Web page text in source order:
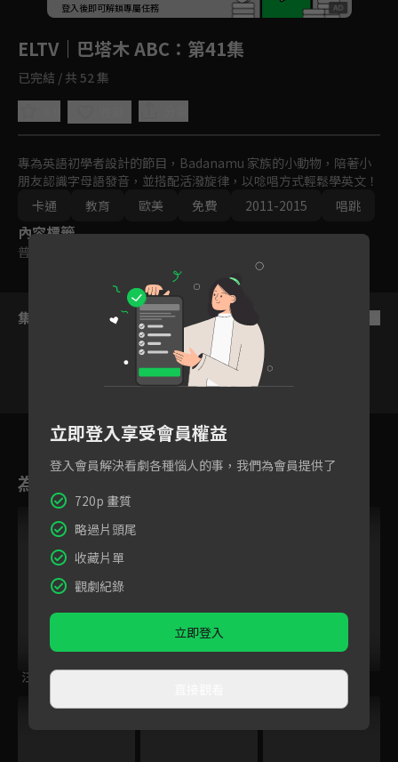
登入後即可解鎖專屬任務
ELTV｜巴塔木 ABC ：第41集
已完結 / 共 52 集
專為英語初學者設計的節目，Badanamu 家族的小動物，陪著小
朋友認識字母語發音，並搭配活潑旋律，以唸唱方式輕鬆學英文！
卡通
教育 歐美 免費 2011-2015 唱跳
內容標籤
普遍級
集數列表
39 40 41
為您推薦
汪汪隊立大功 S6 MOMO這一家 S4
立即登入享受會員權益
登入會員解決看劇各種惱人的事，我們為會員提供了
720p 畫質
略過片頭尾
收藏片單
觀劇紀錄
立即登入